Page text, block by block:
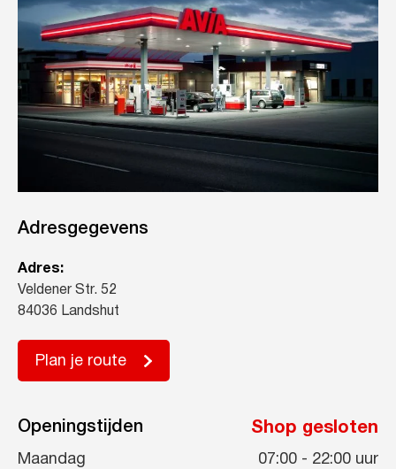
Adresgegevens
Adres:
Veldener Str. 52
84036 Landshut
Plan je route
Openingstijden Shop gesloten
Maandag 07:00 - 22:00 uur